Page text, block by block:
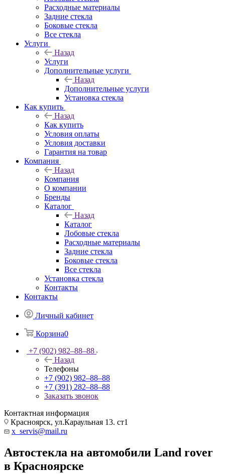
Расходные материалы
Задние стекла
Боковые стекла
Все стекла
Услуги
Назад
Услуги
Дополнительные услуги
Назад
Дополнительные услуги
Установка стекла
Как купить
Назад
Как купить
Условия оплаты
Условия доставки
Гарантия на товар
Компания
Назад
Компания
О компании
Бренды
Каталог
Назад
Каталог
Лобовые стекла
Расходные материалы
Задние стекла
Боковые стекла
Все стекла
Установка стекла
Контакты
Контакты
Личный кабинет
Корзина0
+7 (902) 982‒88‒88
Назад
Телефоны
+7 (902) 982‒88‒88
+7 (391) 282‒88‒88
Заказать звонок
Контактная информация
Красноярск, ул.Караульная 13. ст1
x_servis@mail.ru
Автостекла на автомобили Land rover
в Красноярске